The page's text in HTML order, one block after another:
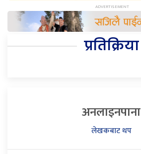
प्रतिक्रिया
अनलाइनपाना
लेखकबाट थप